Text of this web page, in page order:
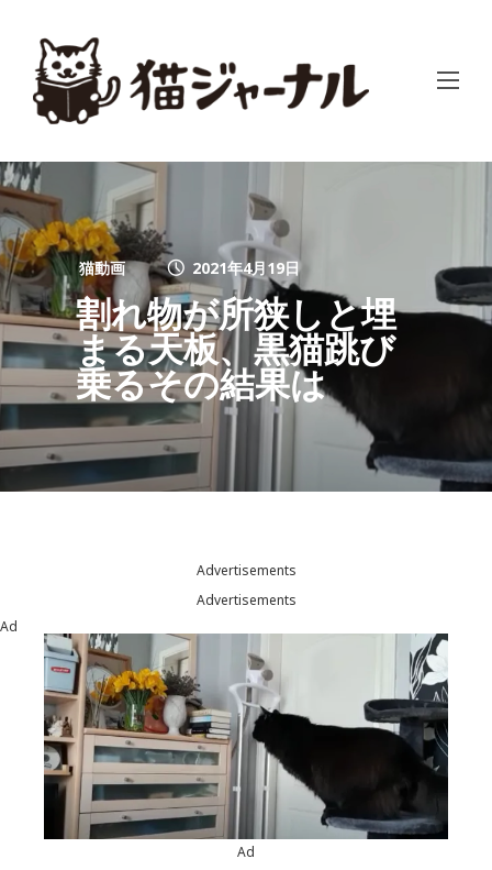
猫動画 2021年4月19日
割れ物が所狭しと埋
まる天板、黒猫跳び
乗るその結果は
Advertisements
Advertisements
Ad
Ad